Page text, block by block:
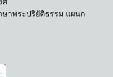
าพระปริยัติธรรม แผนก